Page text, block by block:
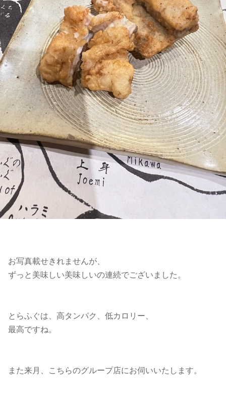
お写真載せきれませんが、
ずっと美味しい美味しいの連続でございました。
とらふぐは、高タンパク、低カロリー、
最高ですね。
また来月、こちらのグループ店にお伺いいたします。